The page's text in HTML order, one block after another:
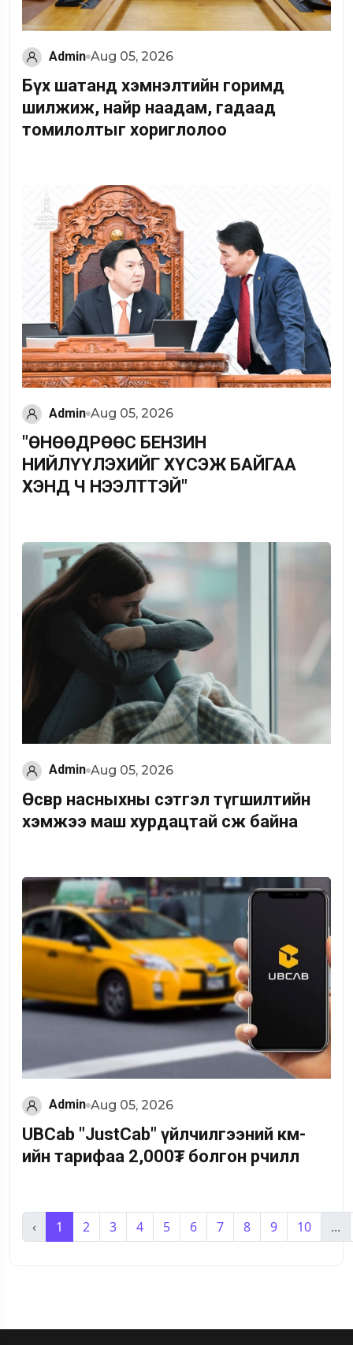
Admin Aug 05, 2026
Бүх шатанд хэмнэлтийн горимд
шилжиж, найр наадам, гадаад
томилолтыг хориглолоо
Admin Aug 05, 2026
"ӨНӨӨДРӨӨС БЕНЗИН
НИЙЛҮҮЛЭХИЙГ ХҮСЭЖ БАЙГАА
ХЭНД Ч НЭЭЛТТЭЙ"
Admin Aug 05, 2026
Өсвөр насныхны сэтгэл түгшилтийн
хэмжээ маш хурдацтай өсөж байна
Admin Aug 05, 2026
UBCab "JustCab" үйлчилгээний км-
ийн тарифаа 2,000₮ болгон өөрчиллөө
‹ 1 2 3 4 5 6 7 8 9 10 ...